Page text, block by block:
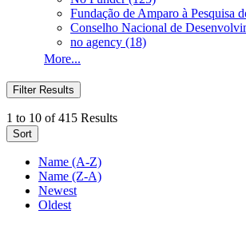
Fundação de Amparo à Pesquisa
Conselho Nacional de
no agency (18)
More...
Filter Results
1 to 10 of 415 Results
Sort
Name (A-Z)
Name (Z-A)
Newest
Oldest